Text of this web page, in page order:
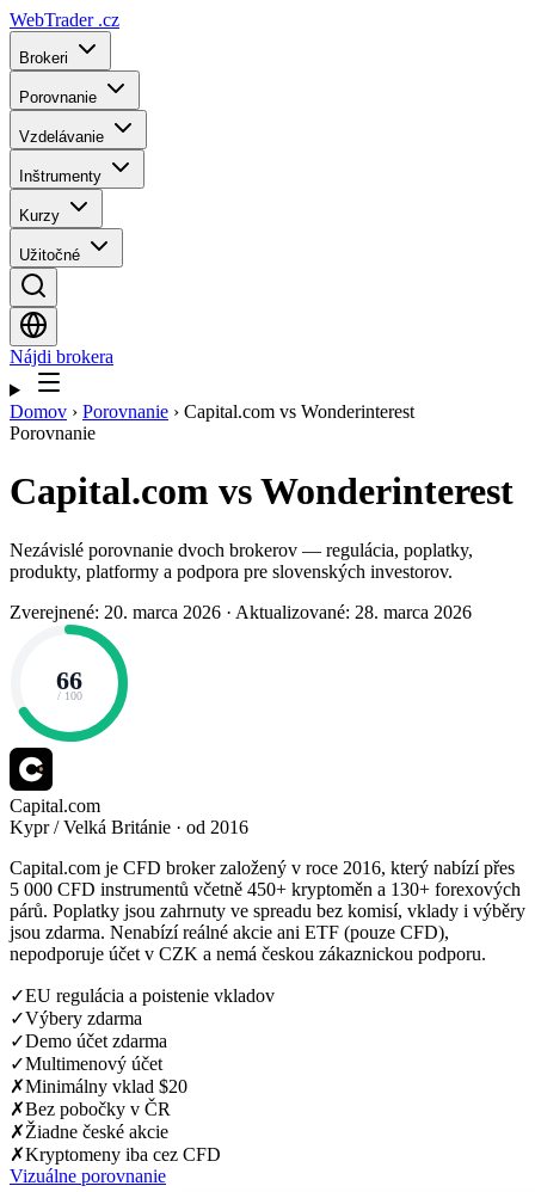
WebTrader .cz
Brokeri
Porovnanie
Vzdelávanie
Inštrumenty
Kurzy
Užitočné
Nájdi brokera
Domov › Porovnanie › Capital.com vs Wonderinterest
Porovnanie
Capital.com vsWonderinterest
Nezávislé porovnanie dvoch brokerov — regulácia, poplatky,
produkty, platformy a podpora pre slovenských investorov.
Zverejnené: 20. marca 2026 · Aktualizované: 28. marca 2026
66
/ 100
Capital.com
Kypr / Velká Británie · od 2016
Capital.com je CFD broker založený v roce 2016, který nabízí přes
5 000 CFD instrumentů včetně 450+ kryptoměn a 130+ forexových
párů. Poplatky jsou zahrnuty ve spreadu bez komisí, vklady i výběry
jsou zdarma. Nenabízí reálné akcie ani ETF (pouze CFD),
nepodporuje účet v CZK a nemá českou zákaznickou podporu.
✓EU regulácia a poistenie vkladov
✓Výbery zdarma
✓Demo účet zdarma
✓Multimenový účet
✗Minimálny vklad $20
✗Bez pobočky v ČR
✗Žiadne české akcie
✗Kryptomeny iba cez CFD
Vizuálne porovnanie